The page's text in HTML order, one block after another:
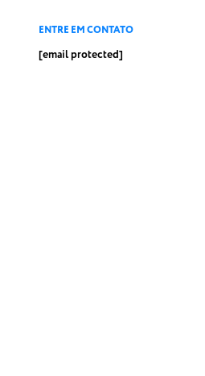
ENTRE EM CONTATO
[email protected]